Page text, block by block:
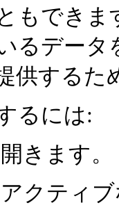
もでき
るデー
供するた
るには:
きます。
クティ